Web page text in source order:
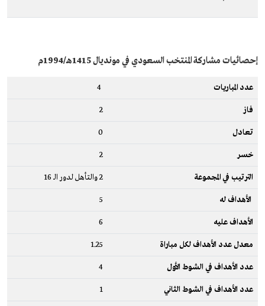
إحصائيات مشاركة المنتخب السعودي في مونديال 1415هـ/1994م
عدد المباريات
فاز 2
تعادل 0
خسر 2
الترتيب في المجموعة 2 والتأهل لدور الـ 16
الأهداف له 5
الأهداف عليه 6
معدل عدد الأهداف لكل مباراة 1.25
عدد الأهداف في الشوط الأول 4
عدد الأهداف في الشوط الثاني 1